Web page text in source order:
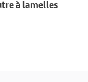
à lamelles